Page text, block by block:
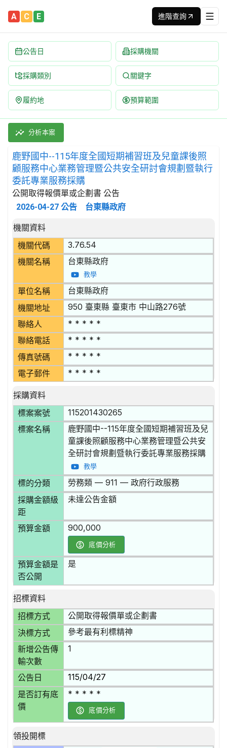
A C E 進階查詢
公告日 採購機關
採購類別 關鍵字
履約地 預算範圍
鹿野國中--115年度全國短期補習班及兒童課後照顧服務中
採購類別：勞務類 政府行政服務 | 招標方式：公開取得報
分析本案
鹿野國中--115年度全國短期補習班及兒童課後照
顧服務中心業務管理暨公共安全研討會規劃暨執行
委託專業服務採購
公開取得報價單或企劃書 公告
2026-04-27 公告 台東縣政府
招標公告詳細內容
機關資料
機關代碼
3.76.54
機關名稱 台東縣政府
教學
單位名稱 台東縣政府
機關地址 950 臺東縣 臺東市 中山路276號
聯絡人 * * * * *
聯絡電話 * * * * *
傳真號碼 * * * * *
電子郵件 * * * * *
採購資料
標案案號
115201430265
標案名稱
鹿野國中--115年度全國短期補習班及兒
童課後照顧服務中心業務管理暨公共安
全研討會規劃暨執行委託專業服務採購
教學
標的分類 勞務類 — 911 — 政府行政服務
採購金額級
距
未達公告金額
預算金額 900,000
底價分析
預算金額是
否公開
是
招標資料
招標方式
公開取得報價單或企劃書
決標方式 參考最有利標精神
新增公告傳
輸次數
1
公告日 115/04/27
是否訂有底
價
* * * * *
底價分析
領投開標